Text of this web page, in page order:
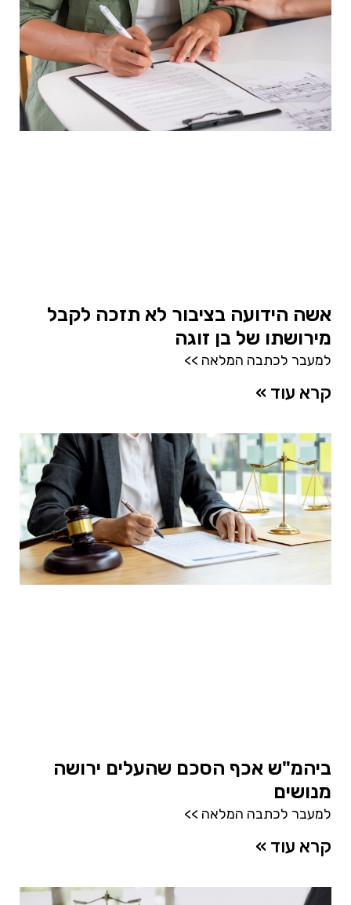
אשה הידועה בציבור לא תזכה לקבל
מירושתו של בן זוגה
למעבר לכתבה המלאה >>
קרא עוד »
ביהמ"ש אכף הסכם שהעלים ירושה
מנושים
למעבר לכתבה המלאה >>
קרא עוד »